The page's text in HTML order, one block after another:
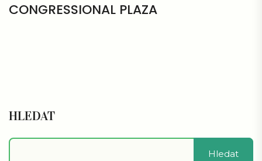
CONGRESSIONAL PLAZA
HLEDAT
Hledat